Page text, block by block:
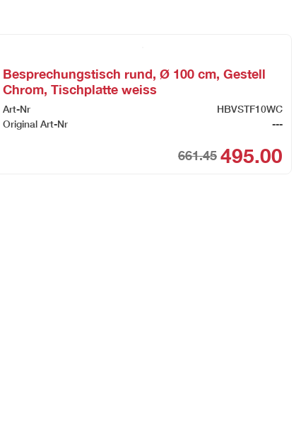
Besprechungstisch rund, Ø 100 cm, Gestell
Chrom, Tischplatte weiss
Art-Nr
HBVSTF10WC
Original Art-Nr
---
661.45 495.00